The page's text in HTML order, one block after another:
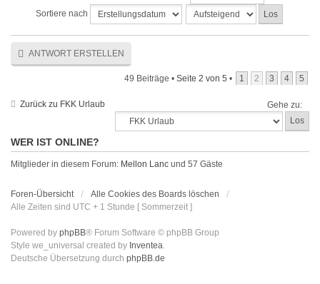
Sortiere nach
ANTWORT ERSTELLEN
49 Beiträge • Seite 2 von 5 • 1 2 3 4 5
Zurück zu FKK Urlaub Gehe zu:
WER IST ONLINE?
Mitglieder in diesem Forum: Mellon Lanc und 57 Gäste
Foren-Übersicht
Alle Cookies des Boards löschen
Alle Zeiten sind UTC + 1 Stunde [ Sommerzeit ]
Powered by phpBB® Forum Software © phpBB Group
Style we_universal created by Inventea.
Deutsche Übersetzung durch phpBB.de